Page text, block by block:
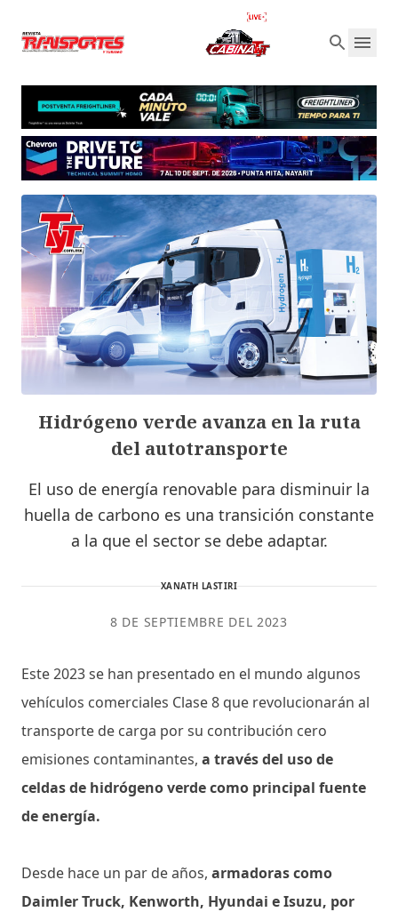
Hidrógeno verde avanza en la ruta
del autotransporte
El uso de energía renovable para disminuir la
huella de carbono es una transición constante
a la que el sector se debe adaptar.
XANATH LASTIRI
8 DE SEPTIEMBRE DEL 2023
Este 2023 se han presentado en el mundo algunos
vehículos comerciales Clase 8 que revolucionarán al
transporte de carga por su contribución cero
emisiones contaminantes, a través del uso de
celdas de hidrógeno verde como principal fuente
de energía.
Desde hace un par de años, armadoras como
Daimler Truck, Kenworth, Hyundai e Isuzu, por